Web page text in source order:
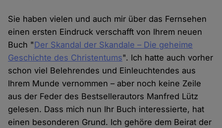
Sie haben vielen und auch mir über das Fernsehen
einen ersten Eindruck verschafft von Ihrem neuen
Buch "Der Skandal der Skandale – Die geheime
Geschichte des Christentums". Ich hatte auch vorher
schon viel Belehrendes und Einleuchtendes aus
Ihrem Munde vernommen – aber noch keine Zeile
aus der Feder des Bestsellerautors Manfred Lütz
gelesen. Dass mich nun Ihr Buch interessierte, hat
einen besonderen Grund. Ich gehöre dem Beirat der